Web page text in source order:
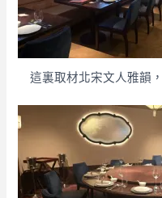
這裏取材北宋文人雅韻